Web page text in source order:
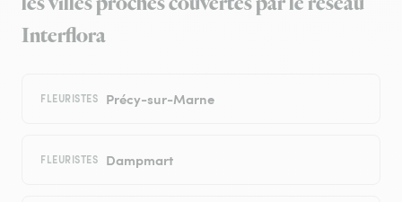
Interflora
FLEURISTES Précy-sur-Marne
FLEURISTES Dampmart